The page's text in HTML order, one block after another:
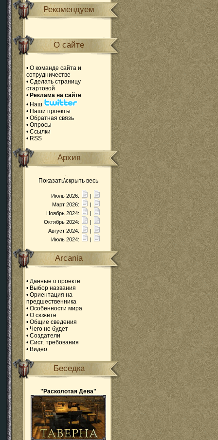
Рекомендуем
О сайте
• О команде сайта и
сотрудничестве
• Сделать страницу
стартовой
• Реклама на сайте
• Наш
• Наши проекты
• Обратная связь
• Опросы
• Ссылки
• RSS
Архив
Показать\скрыть весь
Июль 2026:
|
Март 2026:
|
Ноябрь 2024:
|
Октябрь 2024:
|
Август 2024:
|
Июль 2024:
|
Arcania
• Данные о проекте
• Выбор названия
• Ориентация на
предшественника
• Особенности мира
• О сюжете
• Общие сведения
• Чего не будет
• Создатели
• Сист. требования
• Видео
Беседка
"Расколотая Дева"